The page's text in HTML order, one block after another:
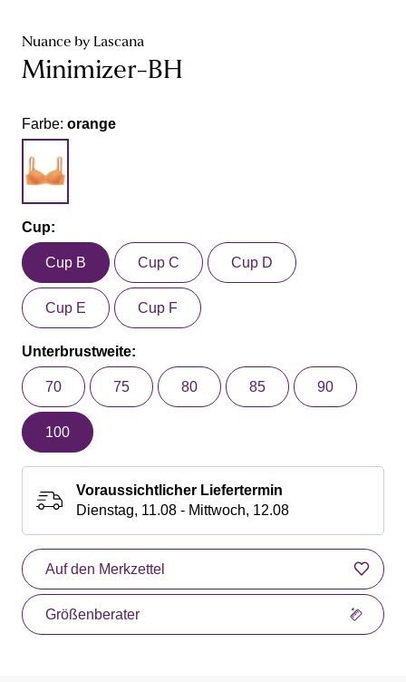
Nuance by Lascana
Minimizer-BH
Farbe: orange
Cup:
Cup B Cup C Cup D
Cup E Cup F
Unterbrustweite:
70 75 80 85 90
100
Voraussichtlicher Liefertermin
Dienstag, 11.08 - Mittwoch, 12.08
Auf den Merkzettel
Größenberater